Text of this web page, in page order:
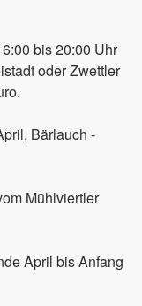
bis 20:00 Uhr
oder Zwettler
Bärlauch -
Mühlviertler
April bis Anfang